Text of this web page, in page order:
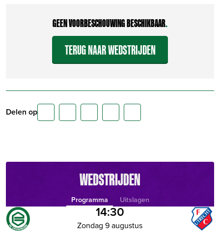
GEEN VOORBESCHOUWING BESCHIKBAAR.
TERUG NAAR WEDSTRIJDEN
Delen op
WEDSTRIJDEN
Programma Uitslagen
14:30
Zondag 9 augustus